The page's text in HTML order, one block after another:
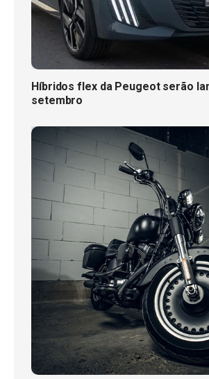
Híbridos flex da Peugeot serão
setembro